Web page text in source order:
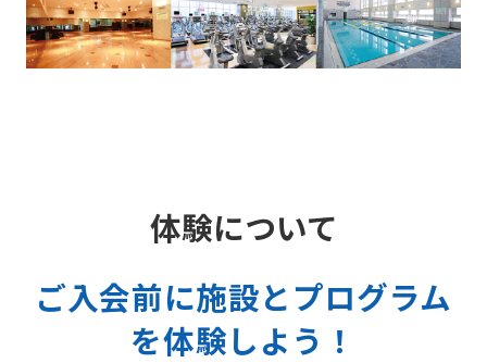
体験について
ご入会前に施設とプログラム
を体験しよう！